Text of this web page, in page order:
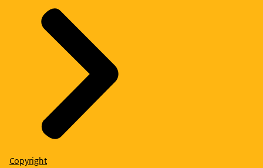
Copyright